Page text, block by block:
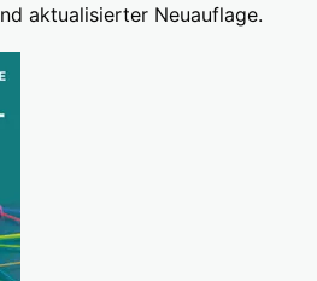
aktualisierter Neuauflage.